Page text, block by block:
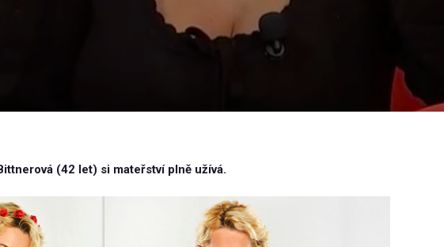
(42 let) si mateřství plně užívá.